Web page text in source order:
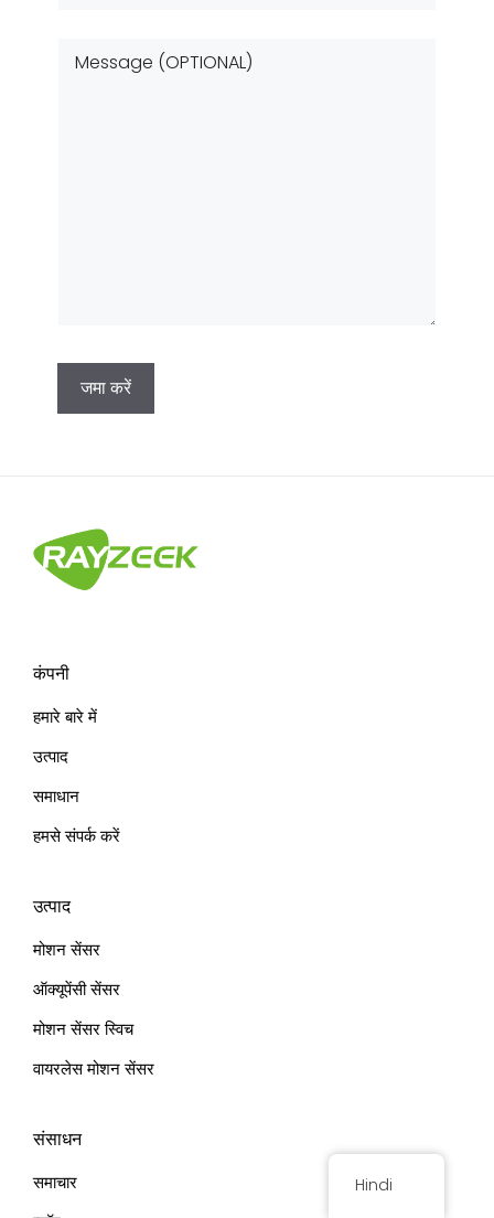
e
r
t
e
:
कंपनी
हमारे बारे में
उत्पाद
समाधान
हमसे संपर्क करें
उत्पाद
मोशन सेंसर
ऑक्यूपेंसी सेंसर
मोशन सेंसर स्विच
वायरलेस मोशन सेंसर
संसाधन
समाचार
Hindi